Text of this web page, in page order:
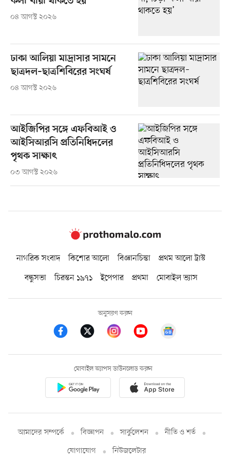
০৪ আগস্ট ২০২৬
ঢাকা আলিয়া মাদ্রাসার সামনে
ছাত্রদল–ছাত্রশিবিরের সংঘর্ষ
০৪ আগস্ট ২০২৬
আইজিপির সঙ্গে এফবিআই ও
আইসিআরসি প্রতিনিধিদলের
পৃথক সাক্ষাৎ
০৩ আগস্ট ২০২৬
নাগরিক সংবাদ কিশোর আলো বিজ্ঞানচিন্তা
প্রথম আলো ট্রাস্ট
বন্ধুসভা
চিরন্তন ১৯৭১ ইপেপার প্রথমা মোবাইল ভ্যাস
অনুসরণ করুন
মোবাইল অ্যাপস ডাউনলোড করুন
আমাদের সম্পর্কে বিজ্ঞাপন সার্কুলেশন
নীতি ও শর্ত
যোগাযোগ
নিউজলেটার